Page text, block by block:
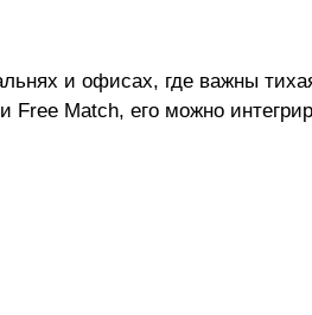
и офисах, где важны
Match, его можно